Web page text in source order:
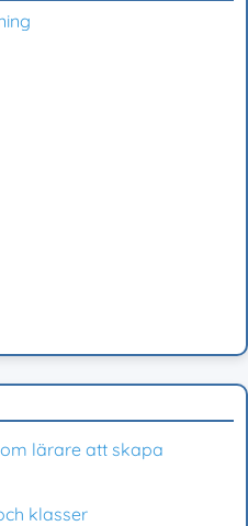
lärare att skapa
klasser